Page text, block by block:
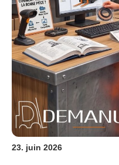
23. juin 2026